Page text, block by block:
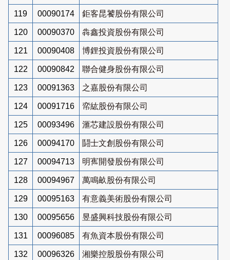
119 00090174 鉅客昆饕股份有限公司
120 00090370 犇鑫投資股份有限公司
121 00090408 博鋰投資股份有限公司
122 00090842 聯合健身股份有限公司
123 00091363 之嘉股份有限公司
124 00091716 帟紘股份有限公司
125 00093496 滙芯建設股份有限公司
126 00094170 鬪士文創股份有限公司
127 00094713 明寯開發股份有限公司
128 00094967 萬鳴畝股份有限公司
129 00095163 有意義美術股份有限公司
130 00095656 昱盛興科技股份有限公司
131 00096085 有魚資本股份有限公司
132 00096326 湘樂控股股份有限公司